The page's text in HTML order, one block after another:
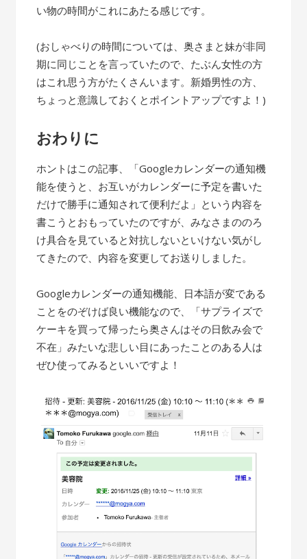
い物の時間がこれにあたる感じです。
(おしゃべりの時間については、奥さまと妹が非同
期に同じことを言っていたので、たぶん女性の方
はこれ思う方がたくさんいます。新婚男性の方、
ちょっと意識しておくとポイントアップですよ！)
おわりに
ホントはこの記事、「Googleカレンダーの通知機
能を使うと、お互いがカレンダーに予定を書いた
だけで勝手に通知されて便利だよ」という内容を
書こうとおもっていたのですが、みなさまののろ
け具合を見ていると対抗しないといけない気がし
てきたので、内容を変更してお送りしました。
Googleカレンダーの通知機能、日本語が変である
ことをのぞけば良い機能なので、「サプライズで
ケーキを買って帰ったら奥さんはその日飲み会で
不在」みたいな悲しい目にあったことのある人は
ぜひ使ってみるといいですよ！